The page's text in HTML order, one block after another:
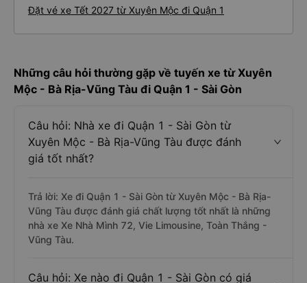
Đặt vé xe Tết 2027 từ Xuyên Mộc đi Quận 1
Những câu hỏi thường gặp về tuyến xe từ Xuyên
Mộc - Bà Rịa-Vũng Tàu đi Quận 1 - Sài Gòn
Câu hỏi: Nhà xe đi Quận 1 - Sài Gòn từ
Xuyên Mộc - Bà Rịa-Vũng Tàu được đánh
giá tốt nhất?
Trả lời: Xe đi Quận 1 - Sài Gòn từ Xuyên Mộc - Bà Rịa-
Vũng Tàu được đánh giá chất lượng tốt nhất là những
nhà xe Xe Nhà Mình 72, Vie Limousine, Toàn Thắng -
Vũng Tàu.
Câu hỏi: Xe nào đi Quận 1 - Sài Gòn có giá